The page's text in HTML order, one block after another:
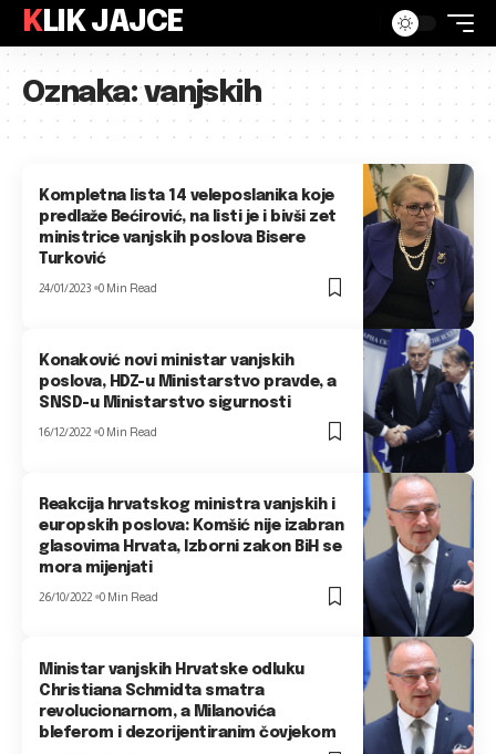
KLIK JAJCE
Oznaka:vanjskih
Kompletna lista 14 veleposlanika koje
predlaže Bećirović, na listi je i bivši zet
ministrice vanjskih poslova Bisere
Turković
24/01/2023 0 Min Read
Konaković novi ministar vanjskih
poslova, HDZ-u Ministarstvo pravde, a
SNSD-u Ministarstvo sigurnosti
16/12/2022 0 Min Read
Reakcija hrvatskog ministra vanjskih i
europskih poslova: Komšić nije izabran
glasovima Hrvata, Izborni zakon BiH se
mora mijenjati
26/10/2022 0 Min Read
Ministar vanjskih Hrvatske odluku
Christiana Schmidta smatra
revolucionarnom, a Milanovića
bleferom i dezorijentiranim čovjekom